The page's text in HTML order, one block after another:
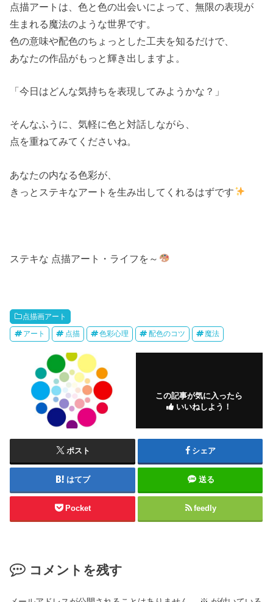
点描アートは、色と色の出会いによって、無限の表現が
生まれる魔法のような世界です。
色の意味や配色のちょっとした工夫を知るだけで、
あなたの作品がもっと輝き出しますよ。
「今日はどんな気持ちを表現してみようかな？」
そんなふうに、気軽に色と対話しながら、
点を重ねてみてくださいね。
あなたの内なる色彩が、
きっとステキなアートを生み出してくれるはずです
ステキな 点描アート・ライフを～
点描画アート
アート 点描 色彩心理 配色のコツ 魔法
この記事が気に入ったら
いいねしよう！
ポスト シェア
はてブ 送る
Pocket feedly
コメントを残す